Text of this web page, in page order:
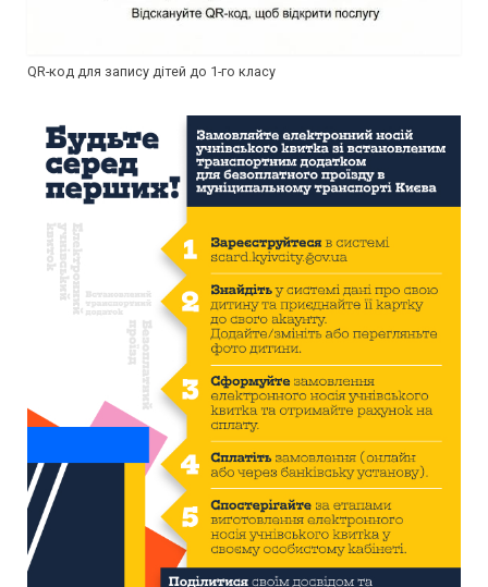
QR-код для запису дітей до 1-го класу